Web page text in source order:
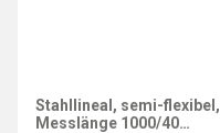
Stahllineal, semi-flexibel,
Messlänge 1000/40